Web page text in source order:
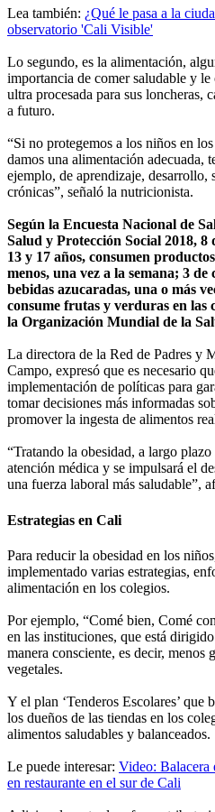
Lea también: ¿Qué le pasa a la
observatorio 'Cali Visible'
Lo segundo, es la alimentación,
importancia de comer saludable y
ultra procesada para sus loncheras,
a futuro.
“Si no protegemos a los niños en
damos una alimentación adecuada,
ejemplo, de aprendizaje, desarrollo,
crónicas”, señaló la nutricionista.
Según la Encuesta Nacional de
Salud y Protección Social 2018, 8
13 y 17 años, consumen
menos, una vez a la semana; 3 de
bebidas azucaradas, una o más
consume frutas y verduras en las
la Organización Mundial de la
La directora de la Red de Padres y
Campo, expresó que es necesario
implementación de políticas para
tomar decisiones más informadas
promover la ingesta de alimentos
“Tratando la obesidad, a largo
atención médica y se impulsará el
una fuerza laboral más saludable”,
Estrategias en Cali
Para reducir la obesidad en los
implementado varias estrategias,
alimentación en los colegios.
Por ejemplo, “Comé bien, Comé
en las instituciones, que está
manera consciente, es decir, menos
vegetales.
Y el plan ‘Tenderos Escolares’ que
los dueños de las tiendas en los
alimentos saludables y balanceados.
Le puede interesar: Video: Balacera
en restaurante en el sur de Cali